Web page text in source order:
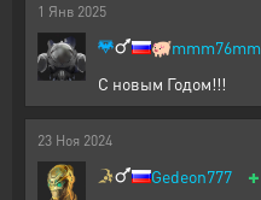
1 Янв 2025
🐖mmm76mm
С новым Годом!!!
23 Ноя 2024
Gedeon777 +